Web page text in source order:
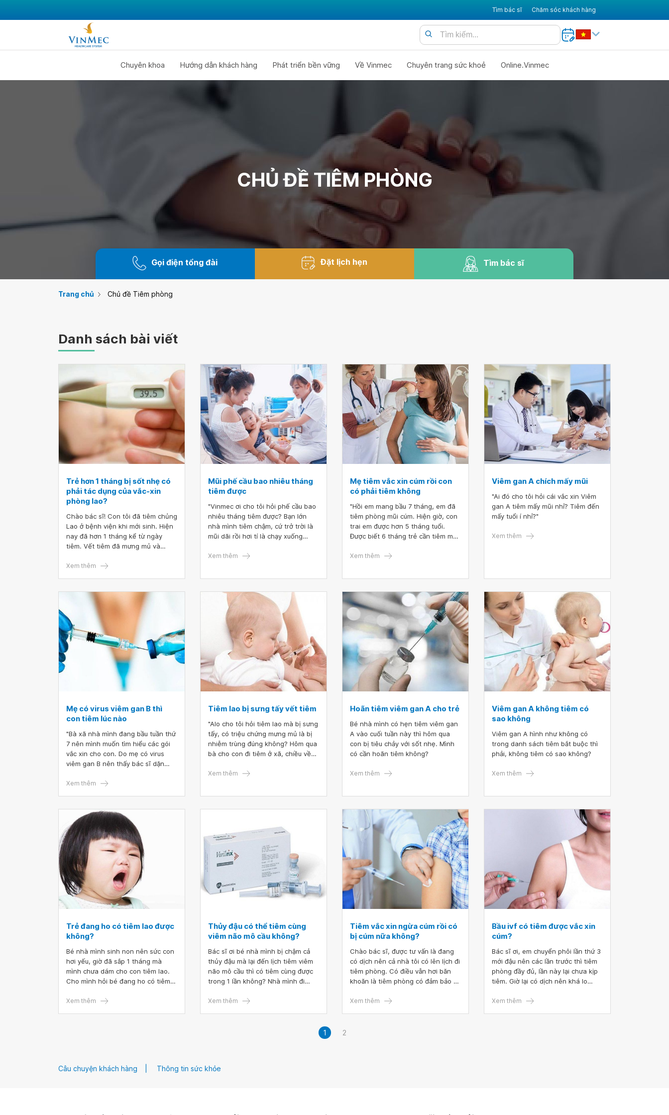
Tìm bác sĩ Chăm sóc khách hàng
Chuyên khoa Hướng dẫn khách hàng Phát triển bền vững Về Vinmec Chuyên trang sức khoẻ Online.Vinmec
CHỦ ĐỀ TIÊM PHÒNG
Gọi điện tổng đài Đặt lịch hẹn Tìm bác sĩ
Trang chủ Chủ đề Tiêm phòng
Danh sách bài viết
Trẻ hơn 1 tháng bị sốt nhẹ có
phải tác dụng của vắc-xin
phòng lao?
Chào bác sĩ! Con tôi đã tiêm chủng
Lao ở bệnh viện khi mới sinh. Hiện
nay đã hơn 1 tháng kể từ ngày
tiêm. Vết tiêm đã mưng mủ và
sốt nhẹ (từ lúc tiêm tới nay bé
của vắc-xin phòng lao? Cảm ơn
Xem thêm
Mũi phế cầu bao nhiêu tháng
tiêm được
"Vinmec ơi cho tôi hỏi phế cầu bao
nhiêu tháng tiêm được? Bạn lớn
nhà mình tiêm chậm, cứ trở trời là
mũi dãi rồi hơi tí là chạy xuống
hai quá nè."
Xem thêm
Mẹ tiêm vắc xin cúm rồi con
có phải tiêm không
"Hồi em mang bầu 7 tháng, em đã
tiêm phòng mũi cúm. Hiện giờ, con
trai em được hơn 5 tháng tuổi.
Được biết 6 tháng trẻ cần tiêm mũi
em, mẹ đã tiêm vắc xin cúm rồi thì
thai nhi."
Xem thêm
Viêm gan A chích mấy mũi
"Ai đó cho tôi hỏi cái vắc xin Viêm
gan A tiêm mấy mũi nhỉ? Tiêm đến
mấy tuổi í nhỉ?"
Xem thêm
Mẹ có virus viêm gan B thì
con tiêm lúc nào
"Bà xã nhà mình đang bầu tuần thứ
7 nên mình muốn tìm hiểu các gói
vắc xin cho con. Do mẹ có virus
viêm gan B nên thấy bác sĩ dặn
không?"
Xem thêm
Tiêm lao bị sưng tấy vết tiêm
"Alo cho tôi hỏi tiêm lao mà bị sưng
tấy, có triệu chứng mưng mủ là bị
nhiễm trùng đúng không? Hôm qua
bà cho con đi tiêm ở xã, chiều về
tiêm bị sưng. Tôi có cần cho con đi
Xem thêm
Hoãn tiêm viêm gan A cho trẻ
Bé nhà mình có hẹn tiêm viêm gan
A vào cuối tuần này thì hôm qua
con bị tiêu chảy với sốt nhẹ. Mình
có cần hoãn tiêm không?
Xem thêm
Viêm gan A không tiêm có
sao không
Viêm gan A hình như không có
trong danh sách tiêm bắt buộc thì
phải, không tiêm có sao không?
Xem thêm
Trẻ đang ho có tiêm lao được
không?
Bé nhà mình sinh non nên sức con
hơi yếu, giờ đã sắp 1 tháng mà
mình chưa dám cho con tiêm lao.
Cho mình hỏi bé đang ho có tiêm
Xem thêm
Thủy đậu có thể tiêm cùng
viêm não mô cầu không?
Bác sĩ ơi bé nhà mình bị chậm cả
thủy đậu mà lại đến lịch tiêm viêm
não mô cầu thì có tiêm cùng được
trong 1 lần không? Nhà mình đi
không hoạt động hay gì đó thì tiêm
Xem thêm
Tiêm vắc xin ngừa cúm rồi có
bị cúm nữa không?
Chào bác sĩ, được tư vấn là đang
có dịch nên cả nhà tôi có lên lịch đi
tiêm phòng. Có điều vẫn hơi băn
khoăn là tiêm phòng có đảm bảo có
phòng cúm rồi liệu có bị cúm nữa
Xem thêm
Bầu ivf có tiêm được vắc xin
cúm?
Bác sĩ ơi, em chuyển phôi lần thứ 3
mới đậu nên các lần trước thì tiêm
phòng đầy đủ, lần này lại chưa kịp
tiêm. Giờ lại có dịch nên khá lo
vẫn có thể tiêm vắc xin phòng cúm
Xem thêm
1 2
Câu chuyện khách hàng Thông tin sức khỏe